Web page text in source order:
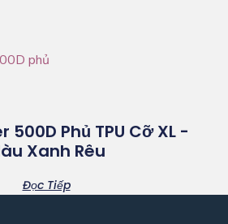
500D Phủ TPU Cỡ XL -
Xanh Rêu
Đọc Tiếp